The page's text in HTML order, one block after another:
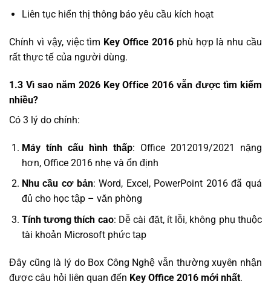
Liên tục hiển thị thông báo yêu cầu kích hoạt
Chính vì vậy, việc tìm Key Office 2016phù hợp là nhu cầu
rất thực tế của người dùng.
1.3 Vì sao năm 2026 Key Office 2016 vẫn được tìm kiếm
nhiều?
Có 3 lý do chính:
Máy tính cấu hình thấp: Office 2012019/2021 nặng
hơn, Office 2016 nhẹ và ổn định
Nhu cầu cơ bản: Word, Excel, PowerPoint 2016 đã quá
đủ cho học tập – văn phòng
Tính tương thích cao: Dễ cài đặt, ít lỗi, không phụ thuộc
tài khoản Microsoft phức tạp
Đây cũng là lý do Box Công Nghệ vẫn thường xuyên nhận
được câu hỏi liên quan đến Key Office 2016 mới nhất.